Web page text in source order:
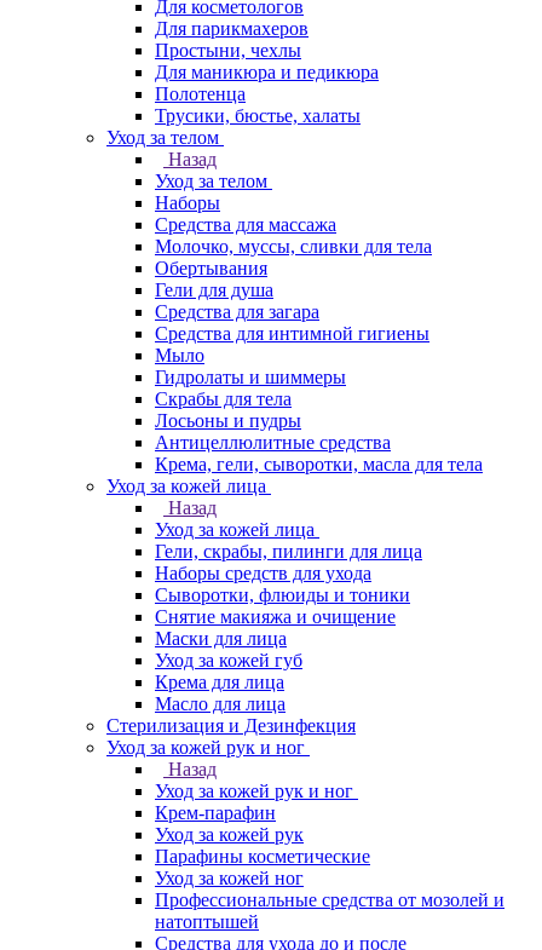
Для косметологов
Для парикмахеров
Простыни, чехлы
Для маникюра и педикюра
Полотенца
Трусики, бюстье, халаты
Уход за телом
Назад
Уход за телом
Наборы
Средства для массажа
Молочко, муссы, сливки для тела
Обертывания
Гели для душа
Средства для загара
Средства для интимной гигиены
Мыло
Гидролаты и шиммеры
Скрабы для тела
Лосьоны и пудры
Антицеллюлитные средства
Крема, гели, сыворотки, масла для тела
Уход за кожей лица
Назад
Уход за кожей лица
Гели, скрабы, пилинги для лица
Наборы средств для ухода
Сыворотки, флюиды и тоники
Снятие макияжа и очищение
Маски для лица
Уход за кожей губ
Крема для лица
Масло для лица
Стерилизация и Дезинфекция
Уход за кожей рук и ног
Назад
Уход за кожей рук и ног
Крем-парафин
Уход за кожей рук
Парафины косметические
Уход за кожей ног
Профессиональные средства от мозолей и
натоптышей
Средства для ухода до и после